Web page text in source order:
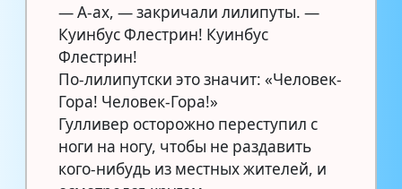
— А-ах, — закричали лилипуты. —
Куинбус Флестрин! Куинбус
Флестрин!
По-лилипутски это значит: «Человек-
Гора! Человек-Гора!»
Гулливер осторожно переступил с
ноги на ногу, чтобы не раздавить
кого-нибудь из местных жителей, и